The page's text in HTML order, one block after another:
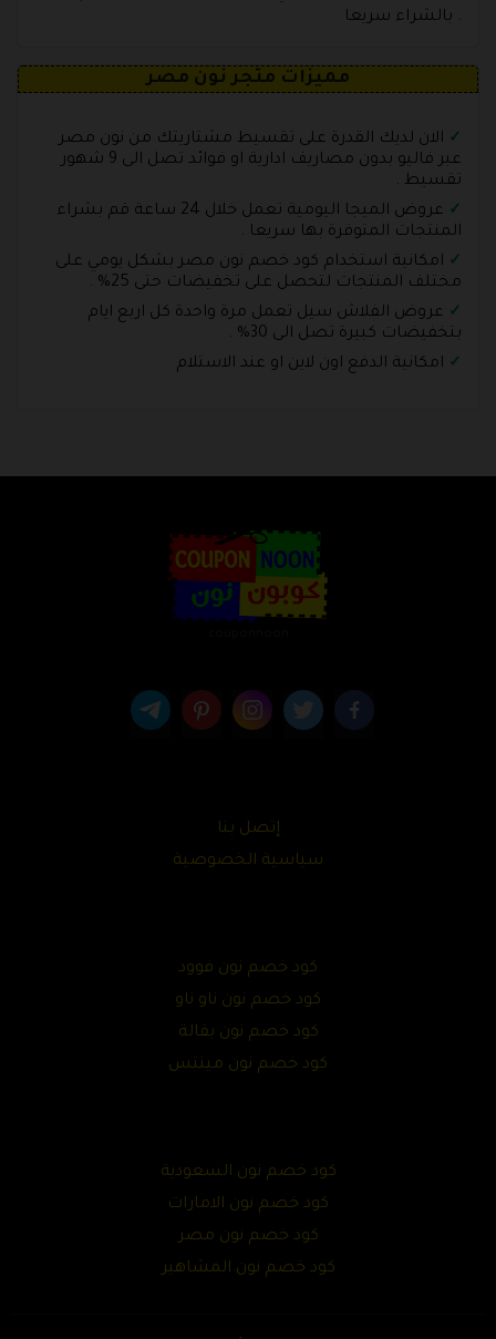
بالشراء سريعا .
مميزات متجر نون مصر
الان لديك القدرة على تقسيط مشتاريتك من نون مصر
عبر فاليو بدون مصاريف ادارية او فوائد تصل الى 9 شهور
تقسيط .
عروض الميجا اليومية تعمل خلال 24 ساعة قم بشراء
المنتجات المتوفرة بها سريعا .
امكانية استخدام كود خصم نون مصر بشكل يومي على
مختلف المنتجات لتحصل على تخفيضات حتى 25% .
عروض الفلاش سيل تعمل مرة واحدة كل اربع ايام
بتخفيضات كبيرة تصل الى 30% .
امكانية الدفع اون لاين او عند الاستلام
إتصل بنا
سياسية الخصوصية
كود خصم نون فوود
كود خصم نون ناو ناو
كود خصم نون بقالة
كود خصم نون مينتس
كود خصم نون السعودية
كود خصم نون الامارات
كود خصم نون مصر
كود خصم نون المشاهير